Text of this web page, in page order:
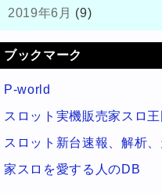
2019年6月 (9)
ブックマーク
P-world
スロット実機販売家スロ王
スロット新台速報、解析
家スロを愛する人のDB